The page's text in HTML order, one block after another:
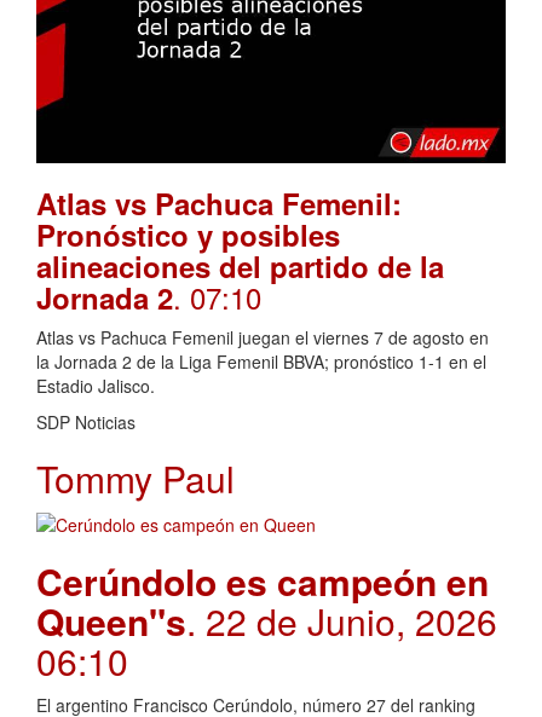
Atlas vs Pachuca Femenil:
Pronóstico y posibles
alineaciones del partido de la
Jornada 2. 07:10
Atlas vs Pachuca Femenil juegan el viernes 7 de agosto en
la Jornada 2 de la Liga Femenil BBVA; pronóstico 1-1 en el
Estadio Jalisco.
SDP Noticias
Tommy Paul
Cerúndolo es campeón en
Queen"s. 22 de Junio, 2026
06:10
El argentino Francisco Cerúndolo, número 27 del ranking